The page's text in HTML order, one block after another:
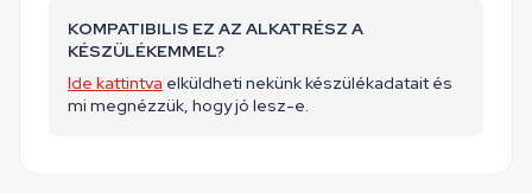
KOMPATIBILIS EZ AZ ALKATRÉSZ A
KÉSZÜLÉKEMMEL?
Ide kattintva elküldheti nekünk készülékadatait és
mi megnézzük, hogy jó lesz-e.